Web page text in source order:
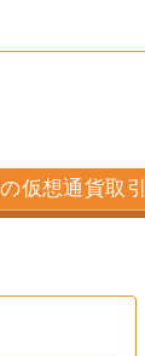
仮想通貨取